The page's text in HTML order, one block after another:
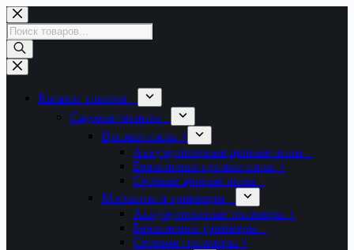
Перейти
к
сути
Поиск
товаров
Каталог товаров +
Садовая техника +
Цепные пилы +
Аккумуляторные цепные пилы +
Бензиновые цепные пилы +
Сетевые цепные пилы +
Мотокосы и триммеры +
Аккумуляторные триммеры +
Бензиновые триммеры +
Сетевые триммеры +